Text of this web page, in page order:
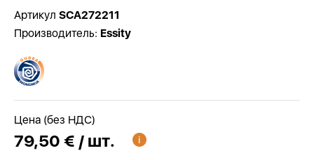
Артикул SCA272211
Производитель: Essity
Цена (без НДС)
79,50 € / шт.